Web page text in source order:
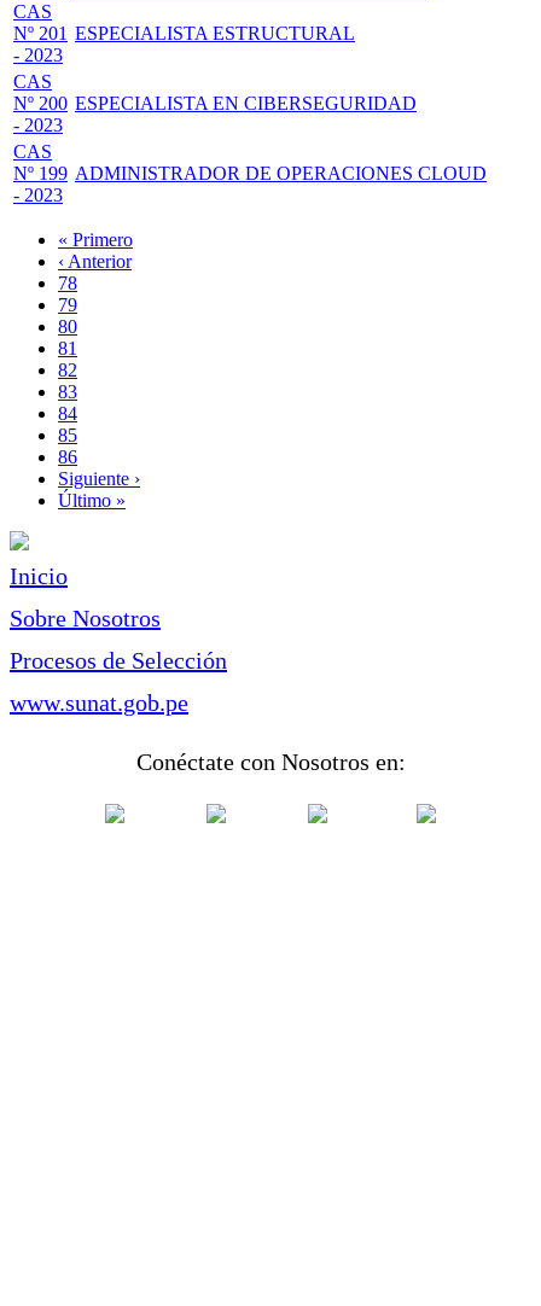
CAS
Nº 201
- 2023
ESPECIALISTA ESTRUCTURAL
CAS
Nº 200
- 2023
ESPECIALISTA EN CIBERSEGURIDAD
CAS
Nº 199
- 2023
ADMINISTRADOR DE OPERACIONES CLOUD
Paginación
Primera
página
« Primero
Página
anterior
‹ Anterior
Page
78
Page
79
Page
80
Page
81
Página
actual
82
Page
83
Page
84
Page
85
Page
86
Siguiente
página
Siguiente ›
Última
Último »
Inicio
Sobre Nosotros
Procesos de Selección
www.sunat.gob.pe
Conéctate con Nosotros en: